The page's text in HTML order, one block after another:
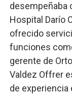
desempeñaba
Hospital Darío
ofrecido
funciones
gerente de
Valdez Offrer
de experiencia